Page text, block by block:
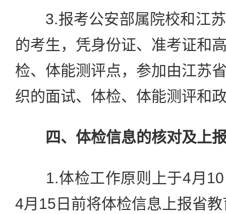
3.报考公安部属院校和江苏
的考生，凭身份证、准考证和
检、体能测评点，参加由江苏
织的面试、体检、体能测评和
四、体检信息的核对及上
1.体检工作原则上于4月10
4月15日前将体检信息上报省